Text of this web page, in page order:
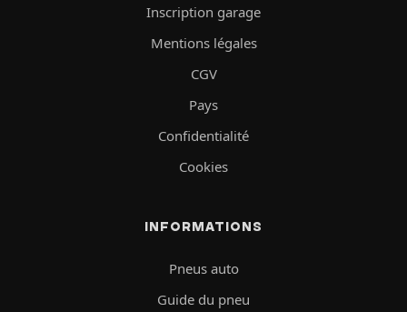
Inscription garage
Mentions légales
CGV
Pays
Confidentialité
Cookies
INFORMATIONS
Pneus auto
Guide du pneu